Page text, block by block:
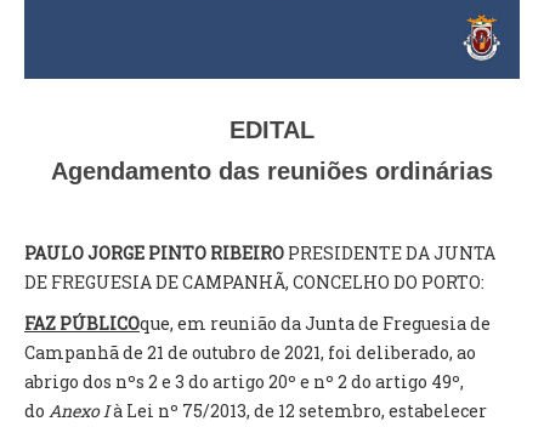
PRESIDENTE
ASSEMBLEIA DE FREGUESIA
GRAVAÇÕES DAS REUNIÕES PÚBLICAS DO EXECUTIVO
DOCUMENTOS
ATAS E DOCUMENTOS DA ASSEMBLEIA
EDITAL
Agendamento das reuniões ordinárias
PAULO JORGE PINTO RIBEIRO PRESIDENTE DA JUNTA
DE FREGUESIA DE CAMPANHÃ, CONCELHO DO PORTO:
FAZ PÚBLICOque, em reunião da Junta de Freguesia de
Campanhã de 21 de outubro de 2021, foi deliberado, ao
abrigo dos nºs 2 e 3 do artigo 20º e nº 2 do artigo 49º,
do Anexo Ià Lei nº 75/2013, de 12 setembro, estabelecer